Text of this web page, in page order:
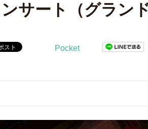
サート（グラン
Pocket